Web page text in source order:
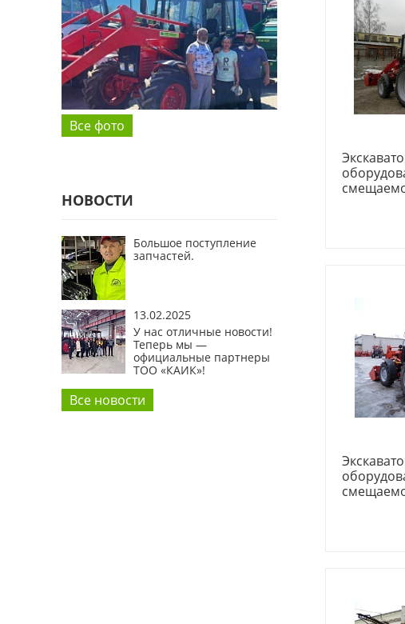
Все фото
НОВОСТИ
Большое поступление
запчастей.
13.02.2025
У нас отличные новости!
Теперь мы —
официальные партнеры
ТОО «КАИК»!
Все новости